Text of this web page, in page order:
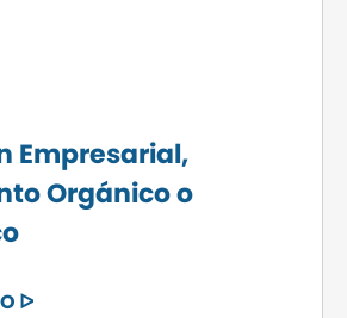
Empresarial,
Orgánico o
ᐅ